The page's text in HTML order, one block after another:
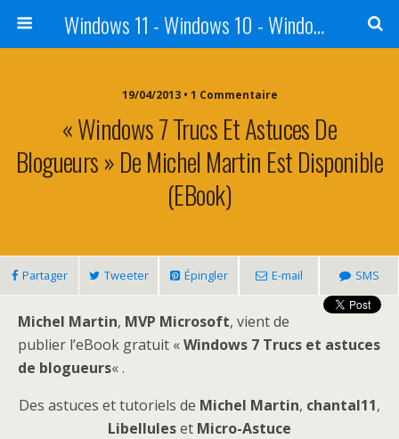
Windows 11 - Windows 10 - Windows 8 - Windows 7 - VISTA
19/04/2013 • 1 Commentaire
« Windows 7 Trucs Et Astuces De
Blogueurs » De Michel Martin Est Disponible
(eBook)
Partager Tweeter Épingler E-mail SMS
Michel Martin, MVP Microsoft, vient de
publier l’eBook gratuit «Windows 7 Trucs et astuces
de blogueurs« .
Des astuces et tutoriels de Michel Martin, chantal11,
Libelluleset Micro-Astuce